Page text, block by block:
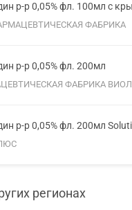
р-р 0,05% фл. 100мл с
ФАБРИКА
р-р 0,05% фл. 200мл
ФАБРИКА
р-р 0,05% фл. 200мл
регионах